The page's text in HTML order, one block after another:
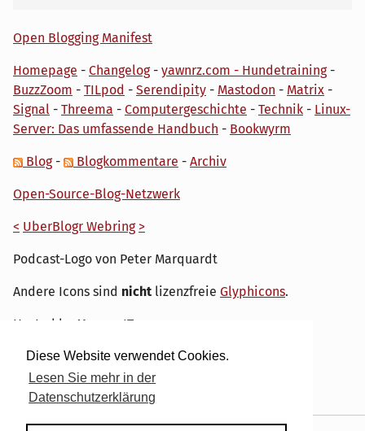
Diese Website verwendet Cookies.
Lesen Sie mehr in der
Datenschutzerklärung
Open Blogging Manifest
Homepage - Changelog- yawnrz.com - Hundetraining-
BuzzZoom - TILpod - Serendipity - Mastodon - Matrix -
Signal - Threema - Computergeschichte - Technik - Linux-
Server: Das umfassende Handbuch - Bookwyrm
Blog- Blogkommentare - Archiv
Open-Source-Blog-Netzwerk
< UberBlogr Webring >
Podcast-Logo von Peter Marquardt
Andere Icons sind nicht lizenzfreie Glyphicons.
Hosted by My own IT.